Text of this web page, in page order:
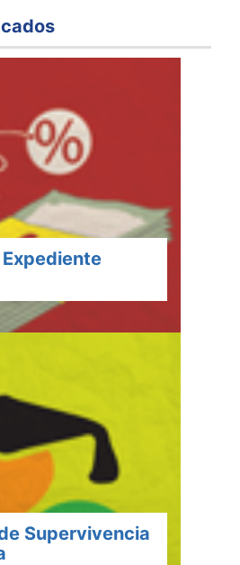
Supervivencia